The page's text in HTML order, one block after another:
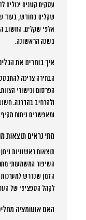
עסקים קטנים יכולים
שקלים בחודש, בעוד
בשנה הראשונה.
איך בוחרים את
הבחירה צריכה
הפרסום וכישורי
ולהרחיב בהדרגה.
ומאפשרים ניתוח
מתי נראים תוצאות
תוצאות ראשוניות
הזמן שנדרש למערכות
לקהל הספציפי של
האם אוטומציה